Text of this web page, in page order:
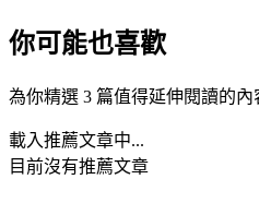
你可能也喜歡
為你精選 3 篇值得延伸閱讀的內
載入推薦文章中...
目前沒有推薦文章